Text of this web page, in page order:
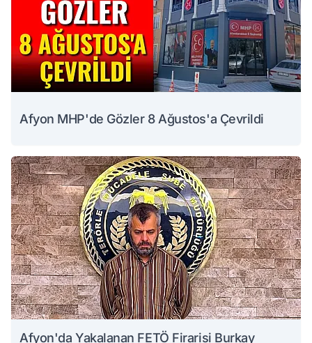
Afyon MHP'de Gözler 8 Ağustos'a Çevrildi
Afyon'da Yakalanan FETÖ Firarisi Burkay